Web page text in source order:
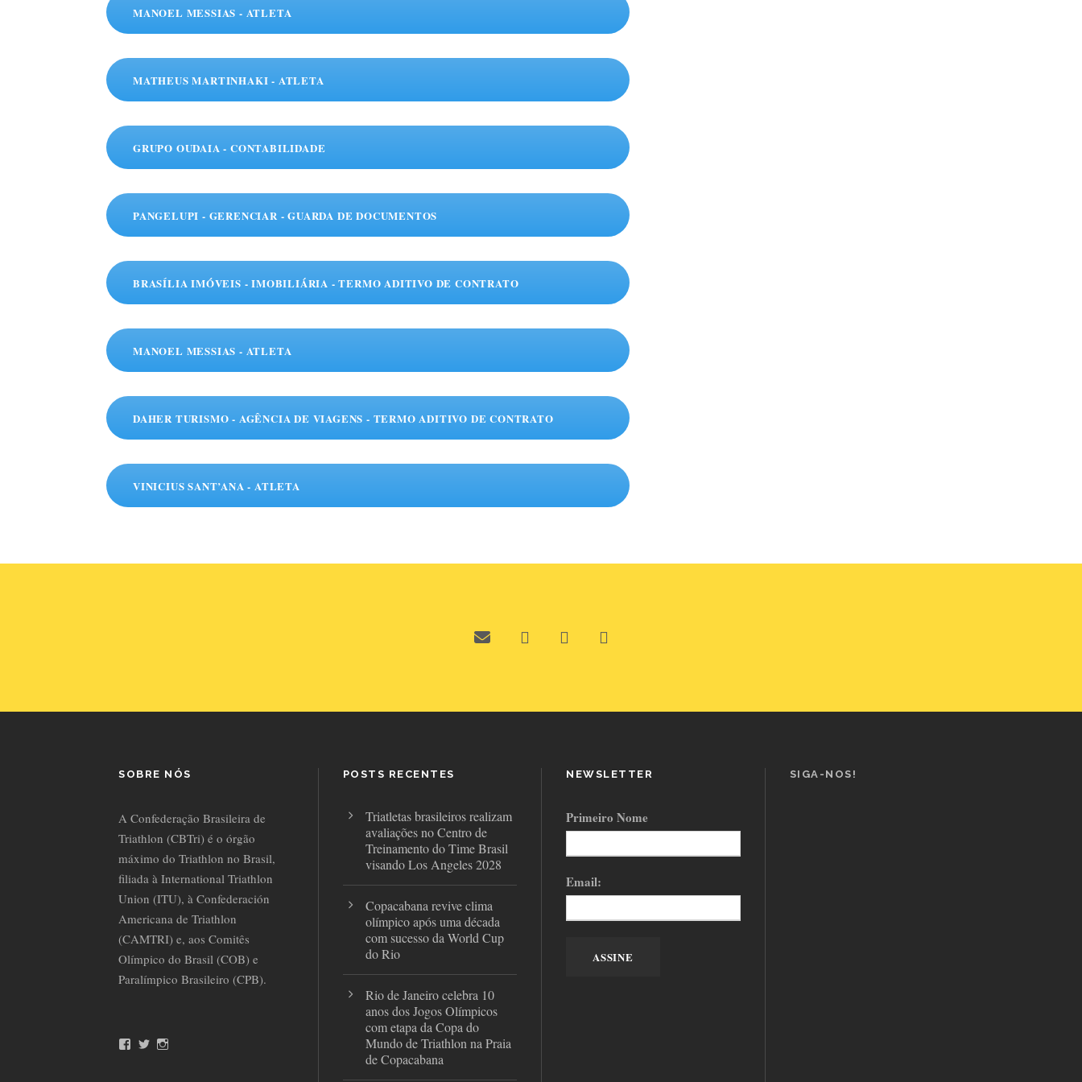
MANOEL MESSIAS - ATLETA
MATHEUS MARTINHAKI - ATLETA
GRUPO OUDAIA - CONTABILIDADE
PANGELUPI - GERENCIAR - GUARDA DE DOCUMENTOS
BRASÍLIA IMÓVEIS - IMOBILIÁRIA - TERMO ADITIVO DE CONTRATO
MANOEL MESSIAS - ATLETA
DAHER TURISMO - AGÊNCIA DE VIAGENS - TERMO ADITIVO DE CONTRATO
VINICIUS SANT’ANA - ATLETA
SOBRE NÓS
A Confederação Brasileira de
Triathlon (CBTri) é o órgão
máximo do Triathlon no Brasil,
filiada à International Triathlon
Union (ITU), à Confederación
Americana de Triathlon
(CAMTRI) e, aos Comitês
Olímpico do Brasil (COB) e
Paralímpico Brasileiro (CPB).
T
POSTS RECENTES
Triatletas brasileiros realizam
avaliações no Centro de
Treinamento do Time Brasil
visando Los Angeles 2028
Copacabana revive clima
olímpico após uma década
com sucesso da World Cup
do Rio
Rio de Janeiro celebra 10
anos dos Jogos Olímpicos
com etapa da Copa do
Mundo de Triathlon na Praia
de Copacabana
NEWSLETTER
Primeiro Nome
Email:
SIGA-NOS!